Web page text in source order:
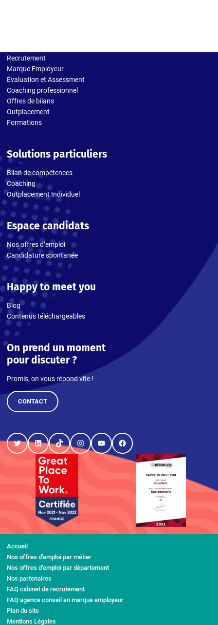
Recrutement
Marque Employeur
Évaluation et Assessment
Coaching professionnel
Offres de bilans
Outplacement
Formations
Solutions particuliers
Bilan de compétences
Coaching
Outplacement Individuel
Espace candidats
Nos offres d’emploi
Candidature spontanée
Happy to meet you
Blog
Contenus téléchargeables
On prend un moment
pour discuter ?
Promis, on vous répond vite !
CONTACT
TwitterLinkedInTikTokInstagram
YouTubeFacebook
Accueil
Nos offres d’emploi par métier
Nos offres d’emploi par département
Nos partenaires
FAQ cabinet de recrutement
FAQ agence conseil en marque employeur
Plan du site
Mentions Légales